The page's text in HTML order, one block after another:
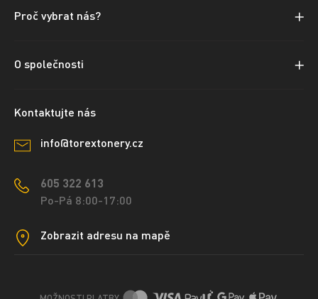
Proč vybrat nás?
O společnosti
Kontaktujte nás
info@torextonery.cz
605 322 613
Po-Pá 8:00-17:00
Zobrazit adresu na mapě